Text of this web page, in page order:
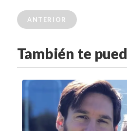
ANTERIOR
También te